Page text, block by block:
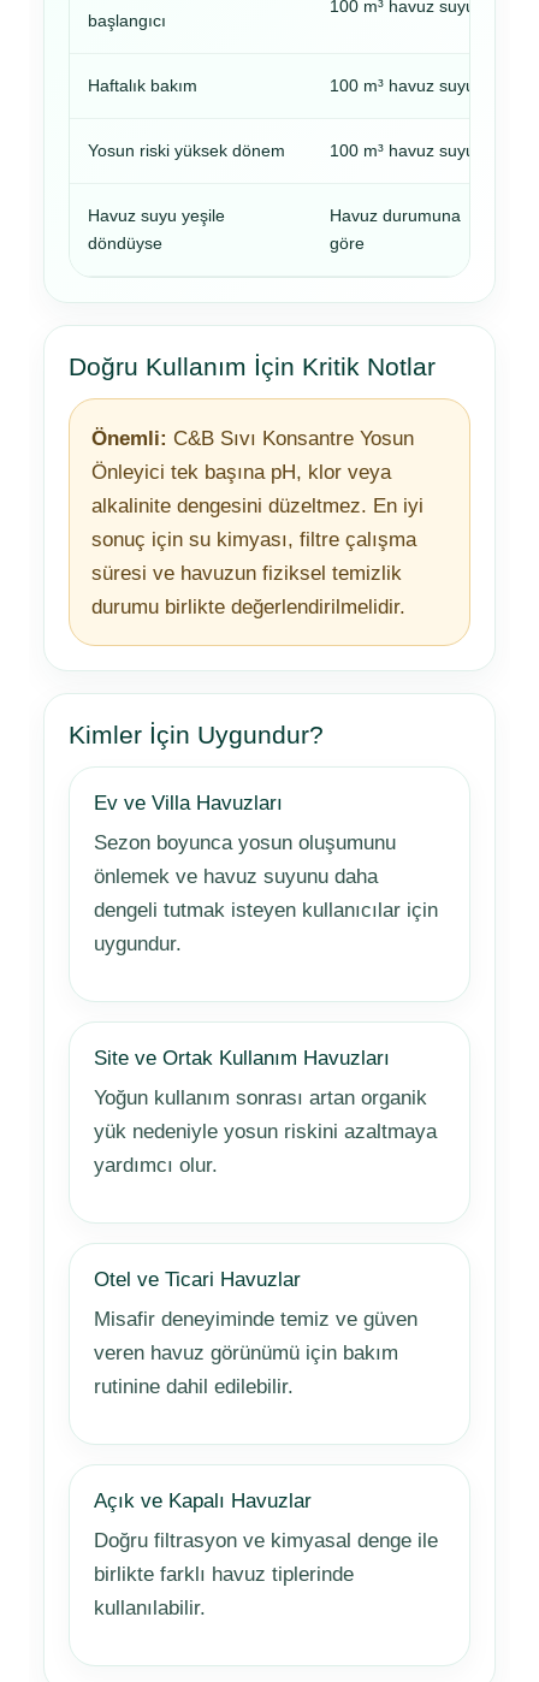
başlangıcı
100 m³ havuz suyu
Haftalık bakım 100 m³ havuz suyu
Yosun riski yüksek dönem 100 m³ havuz suyu
Havuz suyu yeşile
döndüyse
Havuz durumuna
göre
Doğru Kullanım İçin Kritik Notlar
Önemli: C&B Sıvı Konsantre Yosun
Önleyici tek başına pH, klor veya
alkalinite dengesini düzeltmez. En iyi
sonuç için su kimyası, filtre çalışma
süresi ve havuzun fiziksel temizlik
durumu birlikte değerlendirilmelidir.
Kimler İçin Uygundur?
Ev ve Villa Havuzları
Sezon boyunca yosun oluşumunu
önlemek ve havuz suyunu daha
dengeli tutmak isteyen kullanıcılar için
uygundur.
Site ve Ortak Kullanım Havuzları
Yoğun kullanım sonrası artan organik
yük nedeniyle yosun riskini azaltmaya
yardımcı olur.
Otel ve Ticari Havuzlar
Misafir deneyiminde temiz ve güven
veren havuz görünümü için bakım
rutinine dahil edilebilir.
Açık ve Kapalı Havuzlar
Doğru filtrasyon ve kimyasal denge ile
birlikte farklı havuz tiplerinde
kullanılabilir.